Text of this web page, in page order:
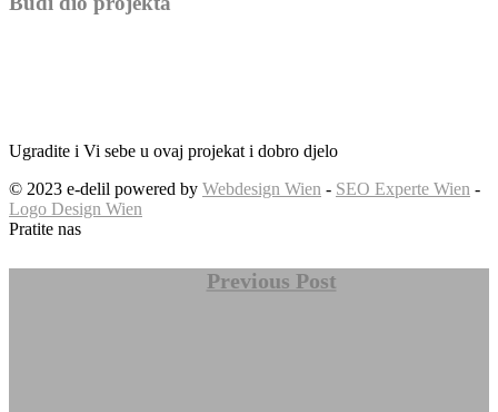
Ugradite i Vi sebe u ovaj projekat i dobro djelo
© 2023 e-delil powered by Webdesign Wien - SEO Experte Wien -
Logo Design Wien
Pratite nas
Previous Post